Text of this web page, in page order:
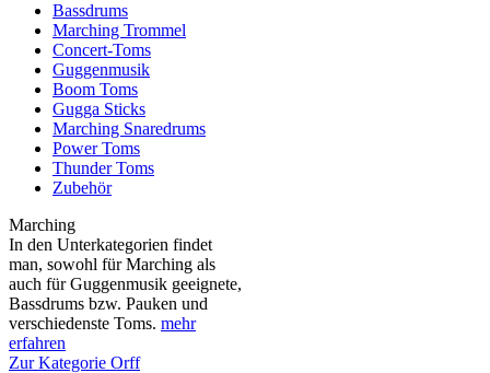
Bassdrums
Marching Trommel
Concert-Toms
Guggenmusik
Boom Toms
Gugga Sticks
Marching Snaredrums
Power Toms
Thunder Toms
Zubehör
Marching
In den Unterkategorien findet
man, sowohl für Marching als
auch für Guggenmusik geeignete,
Bassdrums bzw. Pauken und
verschiedenste Toms. mehr
erfahren
Zur Kategorie Orff